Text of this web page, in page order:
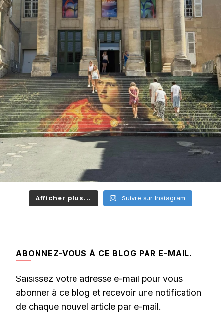
Afficher plus... Suivre sur Instagram
ABONNEZ-VOUS À CE BLOG PAR E-MAIL.
Saisissez votre adresse e-mail pour vous
abonner à ce blog et recevoir une notification
de chaque nouvel article par e-mail.